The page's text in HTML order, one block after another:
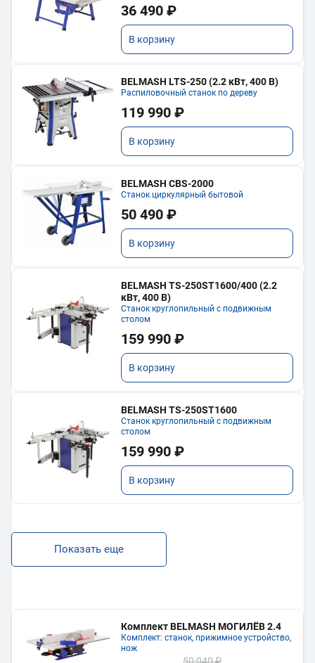
36 490 ₽
В корзину
BELMASH LTS-250 (2.2 кВт, 400 В)
Распиловочный станок по дереву
119 990 ₽
В корзину
BELMASH CBS-2000
Станок циркулярный бытовой
50 490 ₽
В корзину
BELMASH TS-250ST1600/400 (2.2
кВт, 400 В)
Станок круглопильный с подвижным
столом
159 990 ₽
В корзину
BELMASH TS-250ST1600
Станок круглопильный с подвижным
столом
159 990 ₽
В корзину
Показать еще
Комплект BELMASH МОГИЛЁВ 2.4
Комплект: станок, прижимное устройство,
нож